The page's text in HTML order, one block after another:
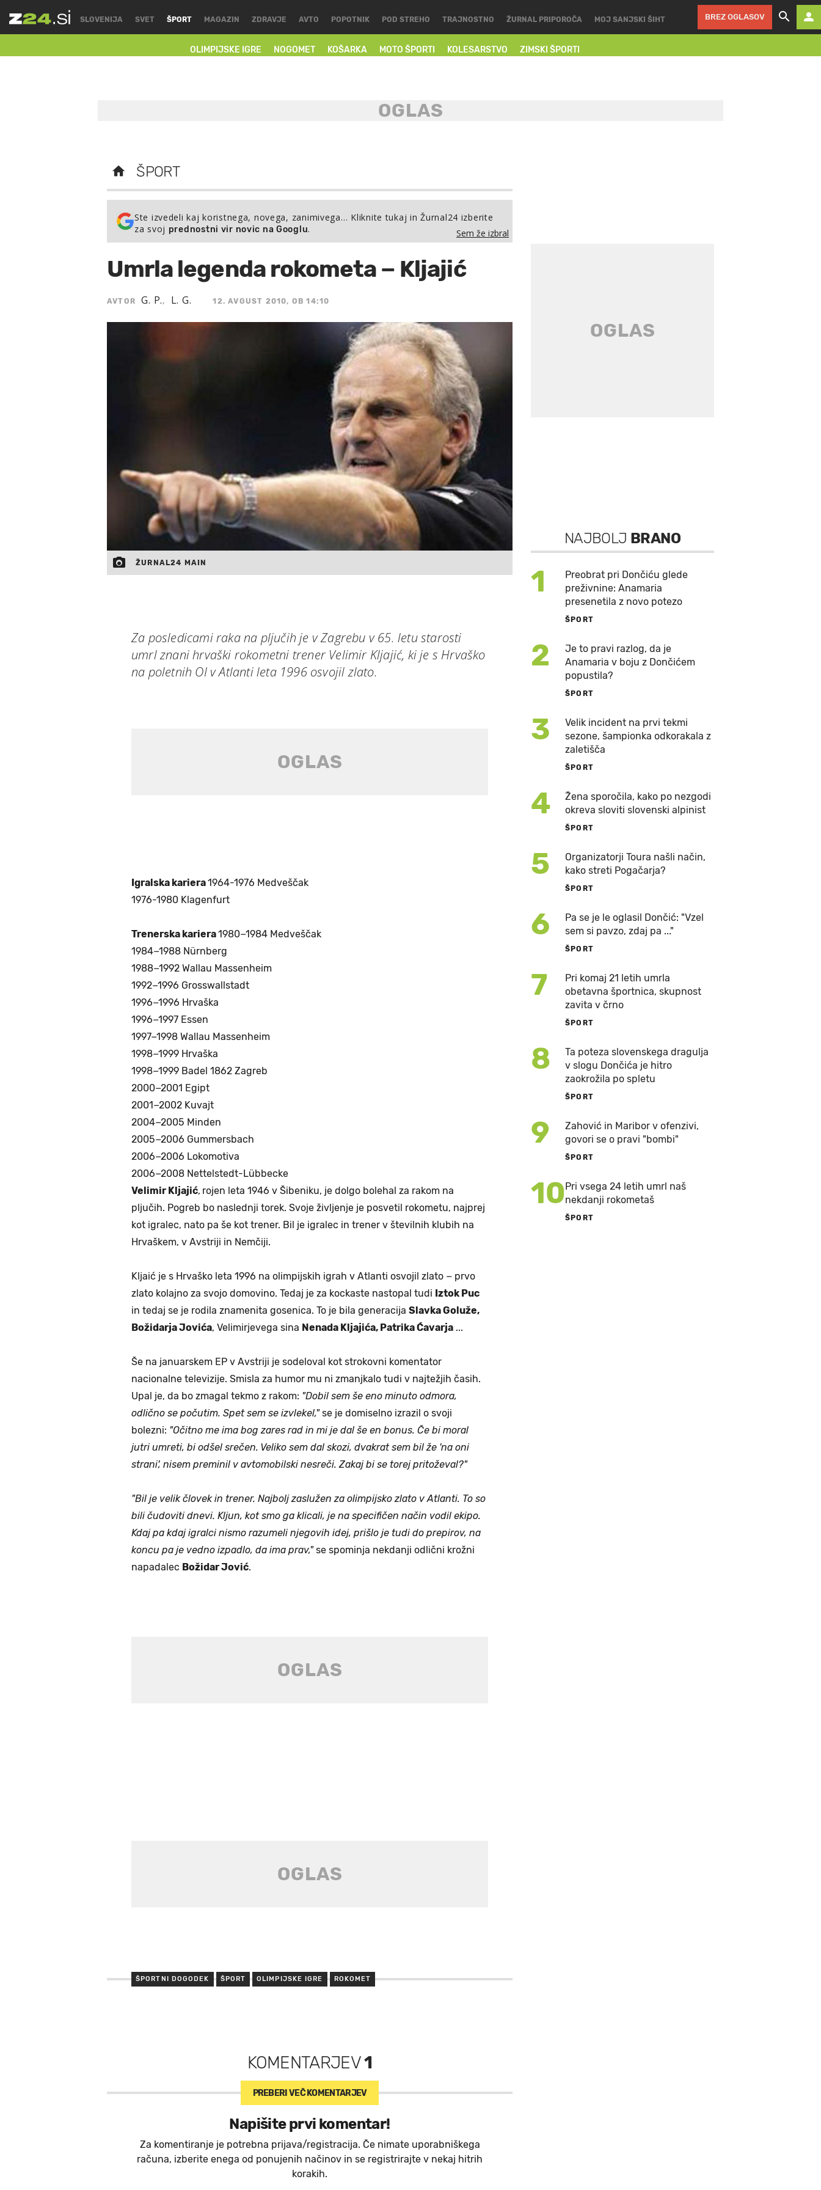
SLOVENIJA SVET ŠPORT
OLIMPIJSKE IGRE NOGOMET KOŠARKA MOTO ŠPORTI KOLESARSTVO ZIMSKI ŠPORTI
MAGAZIN ZDRAVJE AVTO POPOTNIK POD STREHO TRAJNOSTNO ŽURNAL PRIPOROČA MOJ SANJSKI ŠIHT BREZ OGLASOV
ŠPORT
Ste izvedeli kaj koristnega, novega, zanimivega… Kliknite tukaj in Žurnal24 izberite
za svoj prednostni vir novic na Googlu. Sem že izbral
Umrla legenda rokometa − Kljajić
AVTOR G. P., L. G. 12. AVGUST 2010, OB 14:10
ŽURNAL24 MAIN
Za posledicami raka na pljučih je v Zagrebu v 65. letu starosti
umrl znani hrvaški rokometni trener Velimir Kljajić, ki je s Hrvaško
na poletnih OI v Atlanti leta 1996 osvojil zlato.
Igralska kariera1964-1976 Medveščak
1976-1980 Klagenfurt
Trenerska kariera1980−1984 Medveščak
1984−1988 Nürnberg
1988−1992 Wallau Massenheim
1992−1996 Grosswallstadt
1996−1996 Hrvaška
1996−1997 Essen
1997−1998 Wallau Massenheim
1998−1999 Hrvaška
1998−1999 Badel 1862 Zagreb
2000−2001 Egipt
2001−2002 Kuvajt
2004−2005 Minden
2005−2006 Gummersbach
2006−2006 Lokomotiva
2006−2008 Nettelstedt-Lübbecke
Velimir Kljajić, rojen leta 1946 v Šibeniku, je dolgo bolehal za rakom na
pljučih. Pogreb bo naslednji torek. Svoje življenje je posvetil rokometu, najprej
kot igralec, nato pa še kot trener. Bil je igralec in trener v številnih klubih na
Hrvaškem, v Avstriji in Nemčiji.
Kljaić je s Hrvaško leta 1996 na olimpijskih igrah v Atlanti osvojil zlato − prvo
zlato kolajno za svojo domovino. Tedaj je za kockaste nastopal tudi Iztok Puc
in tedaj se je rodila znamenita gosenica. To je bila generacija Slavka Goluže,
Božidarja Jovića, Velimirjevega sina Nenada Kljajića, Patrika Ćavarja ...
Še na januarskem EP v Avstriji je sodeloval kot strokovni komentator
nacionalne televizije. Smisla za humor mu ni zmanjkalo tudi v najtežjih časih.
Upal je, da bo zmagal tekmo z rakom: "Dobil sem še eno minuto odmora,
odlično se počutim. Spet sem se izvlekel,"se je domiselno izrazil o svoji
bolezni: "Očitno me ima bog zares rad in mi je dal še en bonus. Če bi moral
jutri umreti, bi odšel srečen. Veliko sem dal skozi, dvakrat sem bil že 'na oni
strani', nisem preminil v avtomobilski nesreči. Zakaj bi se torej pritoževal?"
"Bil je velik človek in trener. Najbolj zaslužen za olimpijsko zlato v Atlanti. To so
bili čudoviti dnevi. Kljun, kot smo ga klicali, je na specifičen način vodil ekipo.
Kdaj pa kdaj igralci nismo razumeli njegovih idej, prišlo je tudi do prepirov, na
koncu pa je vedno izpadlo, da ima prav,"se spominja nekdanji odlični krožni
napadalec Božidar Jović.
ŠPORTNI DOGODEK ŠPORT OLIMPIJSKE IGRE ROKOMET
KOMENTARJEV1
PREBERI VEČ KOMENTARJEV
Napišite prvi komentar!
Za komentiranje je potrebna prijava/registracija. Če nimate uporabniškega
računa, izberite enega od ponujenih načinov in se registrirajte v nekaj hitrih
korakih.
NAJBOLJ BRANO
1
Preobrat pri Dončiću glede
preživnine: Anamaria
presenetila z novo potezo
ŠPORT
2
Je to pravi razlog, da je
Anamaria v boju z Dončićem
popustila?
ŠPORT
3
Velik incident na prvi tekmi
sezone, šampionka odkorakala z
zaletišča
ŠPORT
4
Žena sporočila, kako po nezgodi
okreva sloviti slovenski alpinist
ŠPORT
5
Organizatorji Toura našli način,
kako streti Pogačarja?
ŠPORT
6
Pa se je le oglasil Dončić: "Vzel
sem si pavzo, zdaj pa ..."
ŠPORT
7
Pri komaj 21 letih umrla
obetavna športnica, skupnost
zavita v črno
ŠPORT
8
Ta poteza slovenskega dragulja
v slogu Dončića je hitro
zaokrožila po spletu
ŠPORT
9
Zahović in Maribor v ofenzivi,
govori se o pravi "bombi"
ŠPORT
10Pri vsega 24 letih umrl naš
nekdanji rokometaš
ŠPORT